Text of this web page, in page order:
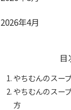
2026年4月
目
やちむんのスー
やちむんのスー
方